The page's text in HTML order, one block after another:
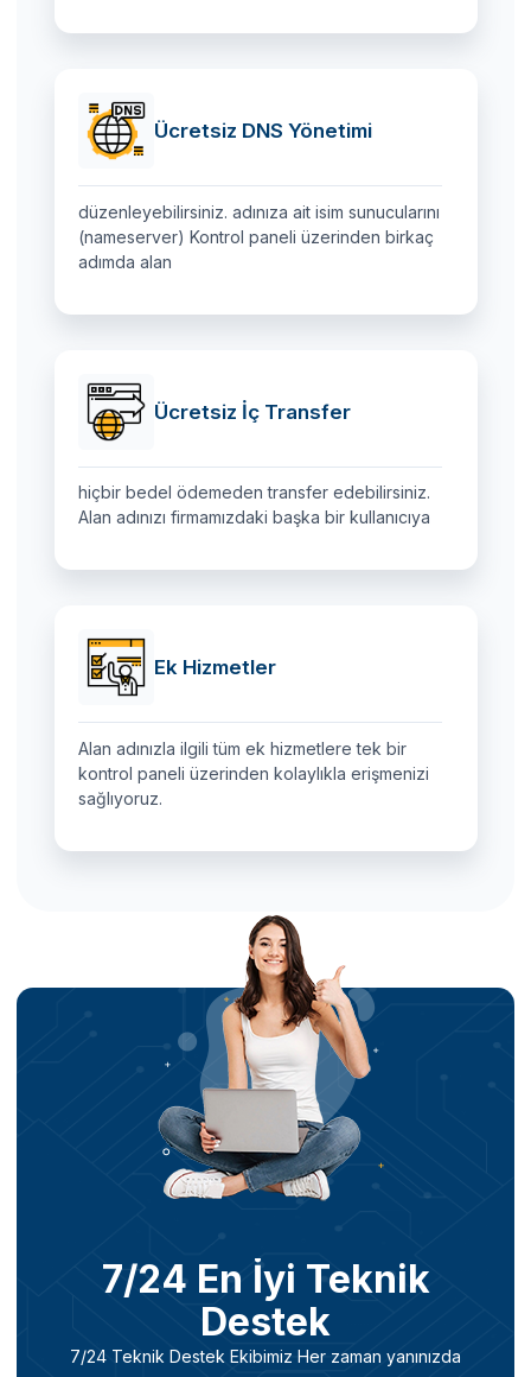
Ücretsiz DNS Yönetimi
düzenleyebilirsiniz. adınıza ait isim sunucularını
(nameserver) Kontrol paneli üzerinden birkaç
adımda alan
Ücretsiz İç Transfer
hiçbir bedel ödemeden transfer edebilirsiniz.
Alan adınızı firmamızdaki başka bir kullanıcıya
Ek Hizmetler
Alan adınızla ilgili tüm ek hizmetlere tek bir
kontrol paneli üzerinden kolaylıkla erişmenizi
sağlıyoruz.
7/24 En İyi Teknik
Destek
7/24 Teknik Destek Ekibimiz Her zaman yanınızda